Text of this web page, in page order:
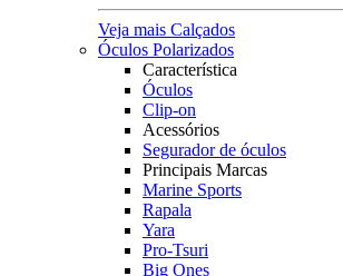
Veja mais Calçados
Óculos Polarizados
Característica
Óculos
Clip-on
Acessórios
Segurador de óculos
Principais Marcas
Marine Sports
Rapala
Yara
Pro-Tsuri
Big Ones